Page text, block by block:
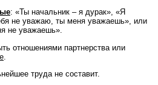
: «Ты начальник – я дурак», «Я
не уважаю, ты меня уважаешь», или
не уважаешь».
отношениями партнерства или
труда не составит.